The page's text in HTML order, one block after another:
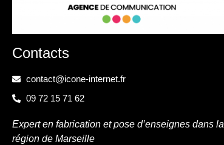
Contacts
contact@icone-internet.fr
09 72 15 71 62
Expert en fabrication et pose d’enseignes dans la
région de Marseille